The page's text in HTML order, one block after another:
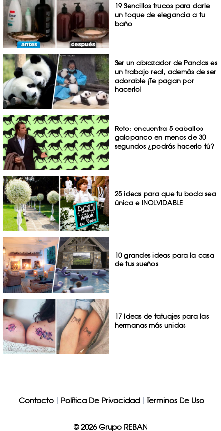
19 Sencillos trucos para darle
un toque de elegancia a tu
baño
Ser un abrazador de Pandas es
un trabajo real, además de ser
adorable ¡Te pagan por
hacerlo!
Reto: encuentra 5 caballos
galopando en menos de 30
segundos ¿podrás hacerlo tú?
25 ideas para que tu boda sea
única e INOLVIDABLE
10 grandes ideas para la casa
de tus sueños
17 Ideas de tatuajes para las
hermanas más unidas
Contacto Política De Privacidad Terminos De Uso
© 2026 Grupo REBAN